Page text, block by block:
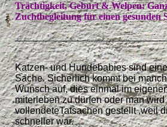
Trächtigkeit, Geburt & Welpen:
Zuchtbegleitung für einen gesunden
Katzen- und Hundebabies sind
Sache. Sicherlich kommt bei
Wunsch auf, dies einmal im
miterleben zu dürfen oder man wird
vollendeteTatsachen gestellt ,weil
schneller war.